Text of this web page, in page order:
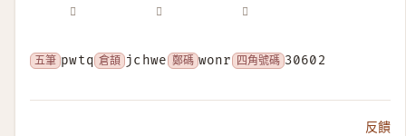
𤗉 𥦗 𥦾
五筆 pwtq 倉頡 jchwe 鄭碼 wonr 四角號碼 30602
反饋